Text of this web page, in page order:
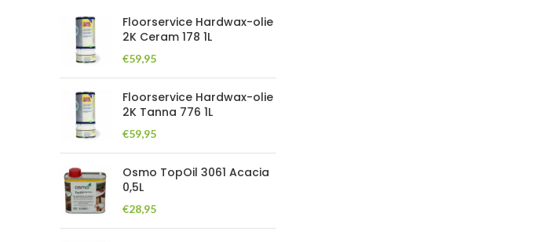
Floorservice Hardwax-olie
2K Ceram 178 1L
€59,95
Floorservice Hardwax-olie
2K Tanna 776 1L
€59,95
Osmo TopOil 3061 Acacia
0,5L
€28,95